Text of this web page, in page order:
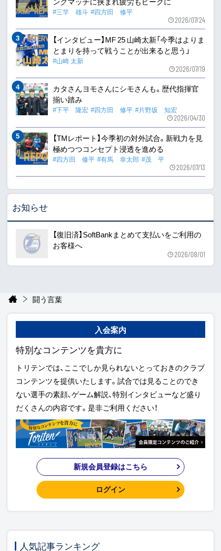
#三竿 雄斗 #四方田 修平
2026/07/24
【インタビュー】MF 25 山崎太新「今季はよりま
とまりを持って戦うことが出来ると思う」
#山崎 太新
2026/07/19
カタさんヨモさんにシモさんも。歴代指揮官
揃い踏み
#下平 隆宏 #四方田 修平 #片野坂 知宏
2026/04/30
【TMレポート】今季初の対外試合。新戦力を見
極めつつコンセプト浸透を進める
#四方田 修平 #有馬 幸太郎 #茂 平
2026/07/13
お知らせ
【復旧済】SoftBankまとめて支払いをご利用の
お客様へ
2026/08/01
闘う言葉
入会案内
特別なコンテンツを貴方に
トリテンでは、ここでしか見られないとっておきのクラブ
コンテンツを提供いたします。試合では見ることのでき
ない選手の素顔、ゲーム解説、特別インタビューなど盛り
だくさんの内容です。是非ご利用ください！
新規会員登録はこちら
ログイン
人気記事ランキング